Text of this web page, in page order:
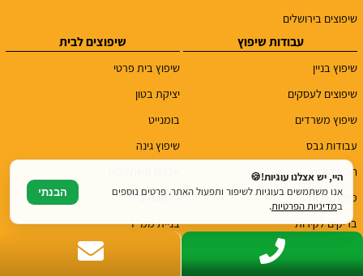
שיפוצים בירושלים
עבודות שיפוץ
שיפוץ בניין
שיפוצים לעסקים
שיפוץ משרדים
עבודות גבס
חיפוי קירות
מיקרוטופינג
בריקים לקירות
שיפוצים לבית
שיפוץ בית פרטי
יציקת בטון
בומנייט
שיפוץ גינה
הרחבת בית
בניית ממ"ד
מחירונים
היי, יש אצלנו עוגיות!🍪
אנו משתמשים בעוגיות לשיפור ותפעול האתר. פרטים נוספים
במדיניות הפרטיות.
הבנתי